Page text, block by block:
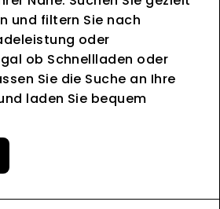
und filtern Sie nach
oder
ob Schnellladen oder
Sie die Suche an Ihre
laden Sie bequem